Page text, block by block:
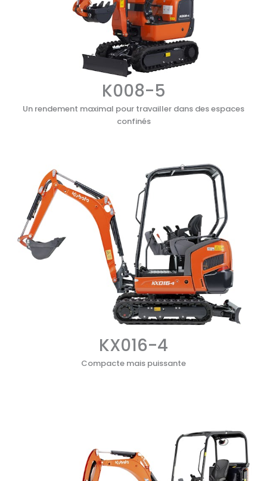
K008-5
Un rendement maximal pour travailler dans des espaces
confinés
KX016-4
Compacte mais puissante